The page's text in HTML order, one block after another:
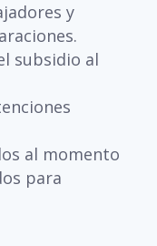
y
subsidio al
al momento
para